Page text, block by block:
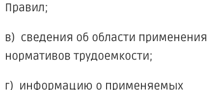
Правил;
в) сведения об области применения
нормативов трудоемкости;
г) информацию о применяемых